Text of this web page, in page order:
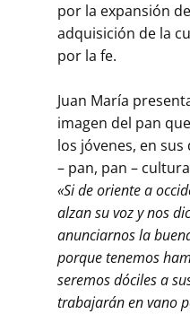
por la expansión
adquisición de la
por la fe.
Juan María
imagen del pan
los jóvenes, en
– pan, pan –
«Si de oriente a
alzan su voz y nos
anunciarnos la
porque tenemos
seremos dóciles a
trabajarán en vano